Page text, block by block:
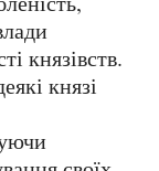
князівств.
князі